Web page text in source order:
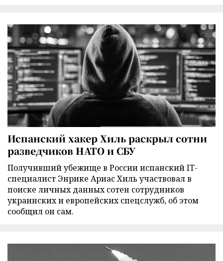
Испанский хакер Хиль раскрыл сотни
разведчиков НАТО и СБУ
Получивший убежище в России испанский IT-
специалист Энрике Ариас Хиль участвовал в
поиске личных данных сотен сотрудников
украинских и европейских спецслужб, об этом
сообщил он сам.